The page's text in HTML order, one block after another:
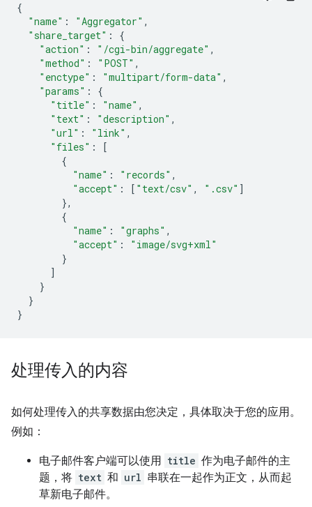
{
"name" : "Aggregator" ,
"share_target" :
{
"action" : "/cgi-bin/aggregate" ,
"method" : "POST" ,
"enctype" : "multipart/form-data" ,
"params" :
{
"title" : "name" ,
"text" : "description" ,
"url" : "link" ,
"files" :
[
{
"name" : "records" ,
"accept" : [ "text/csv" , ".csv" ]
},
{
"name" : "graphs" ,
"accept" :
"image/svg+xml"
}
]
}
}
}
处理传入的内容
如何处理传入的共享数据由您决定，具体取决于您的应用。
例如：
电子邮件客户端可以使用 title 作为电子邮件的主
题，将 text 和 url 串联在一起作为正文，从而起
草新电子邮件。